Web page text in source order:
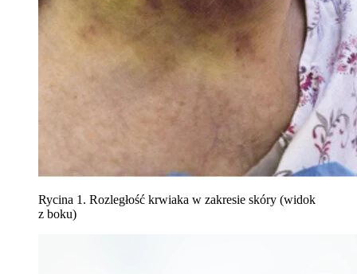
Rycina 1. Rozległość krwiaka w zakresie skóry (widok
z boku)